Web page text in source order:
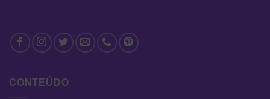
CONTEÚDO